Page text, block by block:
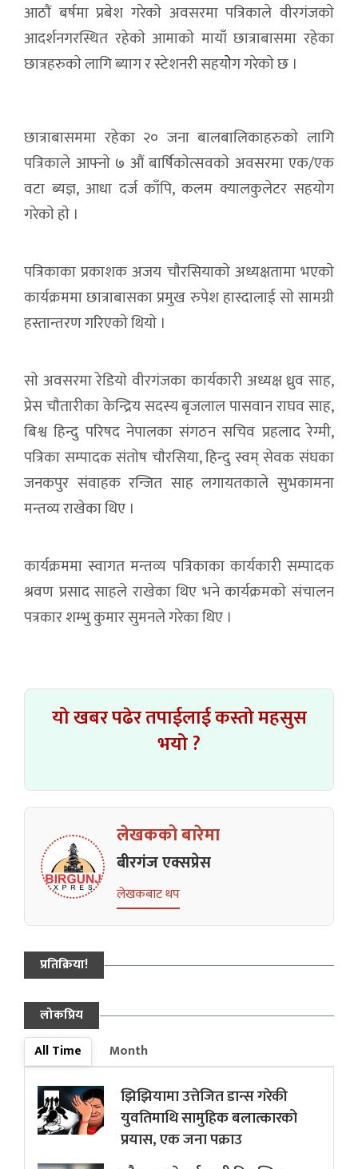
आठाैं बर्षमा प्रबेश गरेकाे अवसरमा पत्रिकाले वीरगंजकाे
आदर्शनगरस्थित रहेकाे आमाकाे मायाँ छात्राबासमा रहेका
छात्रहरुकाे लागि ब्याग र स्टेशनरी सहयाेेग गरेकाे छ ।
छात्राबासममा रहेका २० जना बालबालिकाहरुकाे लागि
पत्रिकाले आफ्नाे ७ औं बार्षिकाेत्सवकाे अवसरमा एक/एक
वटा ब्यज्ञ, आधा दर्ज काँपि, कलम क्यालकुलेटर सहयाेग
गरेकाे हाे ।
पत्रिकाका प्रकाशक अजय चाैरसियाकाे अध्यक्षतामा भएकाे
कार्यक्रममा छात्राबासका प्रमुख रुपेश हास्दालाई साे सामग्री
हस्तान्तरण गरिएकाे थियाे ।
साे अवसरमा रेडियाे वीरगंजका कार्यकारी अध्यक्ष ध्रुव साह,
प्रेस चाैतारीका केन्द्रिय सदस्य बृजलाल पासवान राघव साह,
बिश्व हिन्दु परिषद नेपालका संगठन सचिव प्रहलाद रेग्मी,
पत्रिका सम्पादक संताेष चाैरसिया, हिन्दु स्वम् सेवक संघका
जनकपुर संवाहक रन्जित साह लगायतकाले सुभकामना
मन्तव्य राखेका थिए ।
कार्यक्रममा स्वागत मन्तव्य पत्रिकाका कार्यकारी सम्पादक
श्रवण प्रसाद साहले राखेका थिए भने कार्यक्रमकाे संचालन
पत्रकार शम्भु कुमार सुमनले गरेका थिए ।
यो खबर पढेर तपाईलाई कस्तो महसुस
भयो ?
लेखकको बारेमा
बीरगंज एक्सप्रेस
लेखकबाट थप
प्रतिक्रिया!
लोकप्रिय
All Time
Month
झिझियामा उत्तेजित डान्स गरेकी
युवतिमाथि सामुहिक बलात्कारको
प्रयास, एक जना पक्राउ